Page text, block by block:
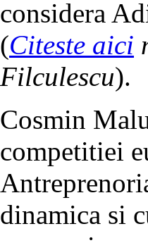
considera
(Citeste aici
Filculescu).
Cosmin
competitiei
dinamica si